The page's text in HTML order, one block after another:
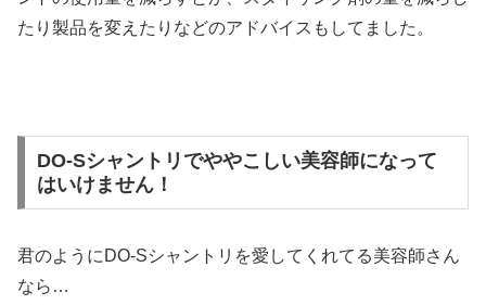
たり製品を変えたりなどのアドバイスもしてました。
DO-Sシャントリでややこしい美容師になって
はいけません！
君のようにDO-Sシャントリを愛してくれてる美容師さん
なら…